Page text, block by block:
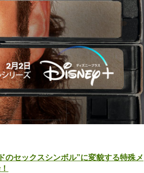
のセックスシンボル”に変貌する特殊メ